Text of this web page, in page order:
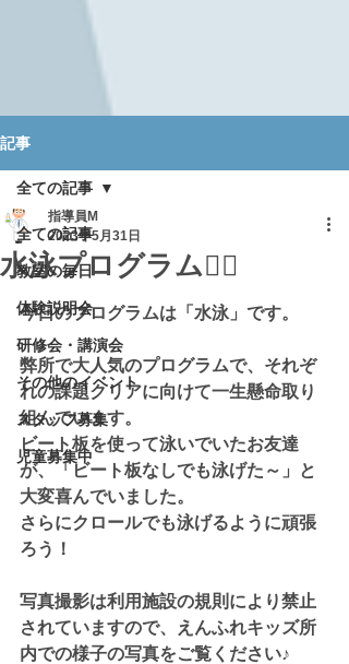
記事
全ての記事
教室の毎日
体験説明会
研修会・講演会
その他のイベント
スタッフ募集
児童募集中
全ての記事
水泳プログラム🏊‍♂️
指導員M
2023年5月31日
今日のプログラムは「水泳」です。
弊所で大人気のプログラムで、それぞ
れの課題クリアに向けて一生懸命取り
組んでいます。
ビート板を使って泳いでいたお友達
が、「ビート板なしでも泳げた～」と
大変喜んでいました。
さらにクロールでも泳げるように頑張
ろう！
写真撮影は利用施設の規則により禁止
されていますので、えんふれキッズ所
内での様子の写真をご覧ください♪